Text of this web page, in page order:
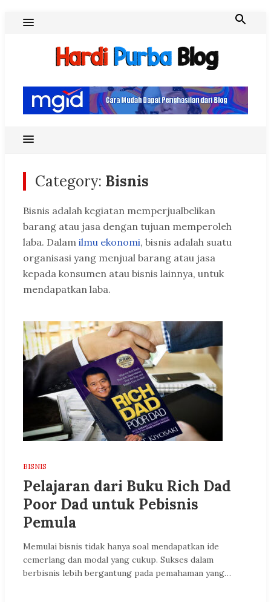
Category: Bisnis
Bisnis adalah kegiatan memperjualbelikan
barang atau jasa dengan tujuan memperoleh
laba. Dalam ilmu ekonomi, bisnis adalah suatu
organisasi yang menjual barang atau jasa
kepada konsumen atau bisnis lainnya, untuk
mendapatkan laba.
BISNIS
Pelajaran dari Buku Rich Dad
Poor Dad untuk Pebisnis
Pemula
Memulai bisnis tidak hanya soal mendapatkan ide
cemerlang dan modal yang cukup. Sukses dalam
berbisnis lebih bergantung pada pemahaman yang…